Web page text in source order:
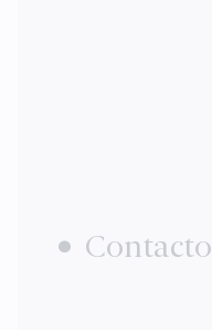
Contacto